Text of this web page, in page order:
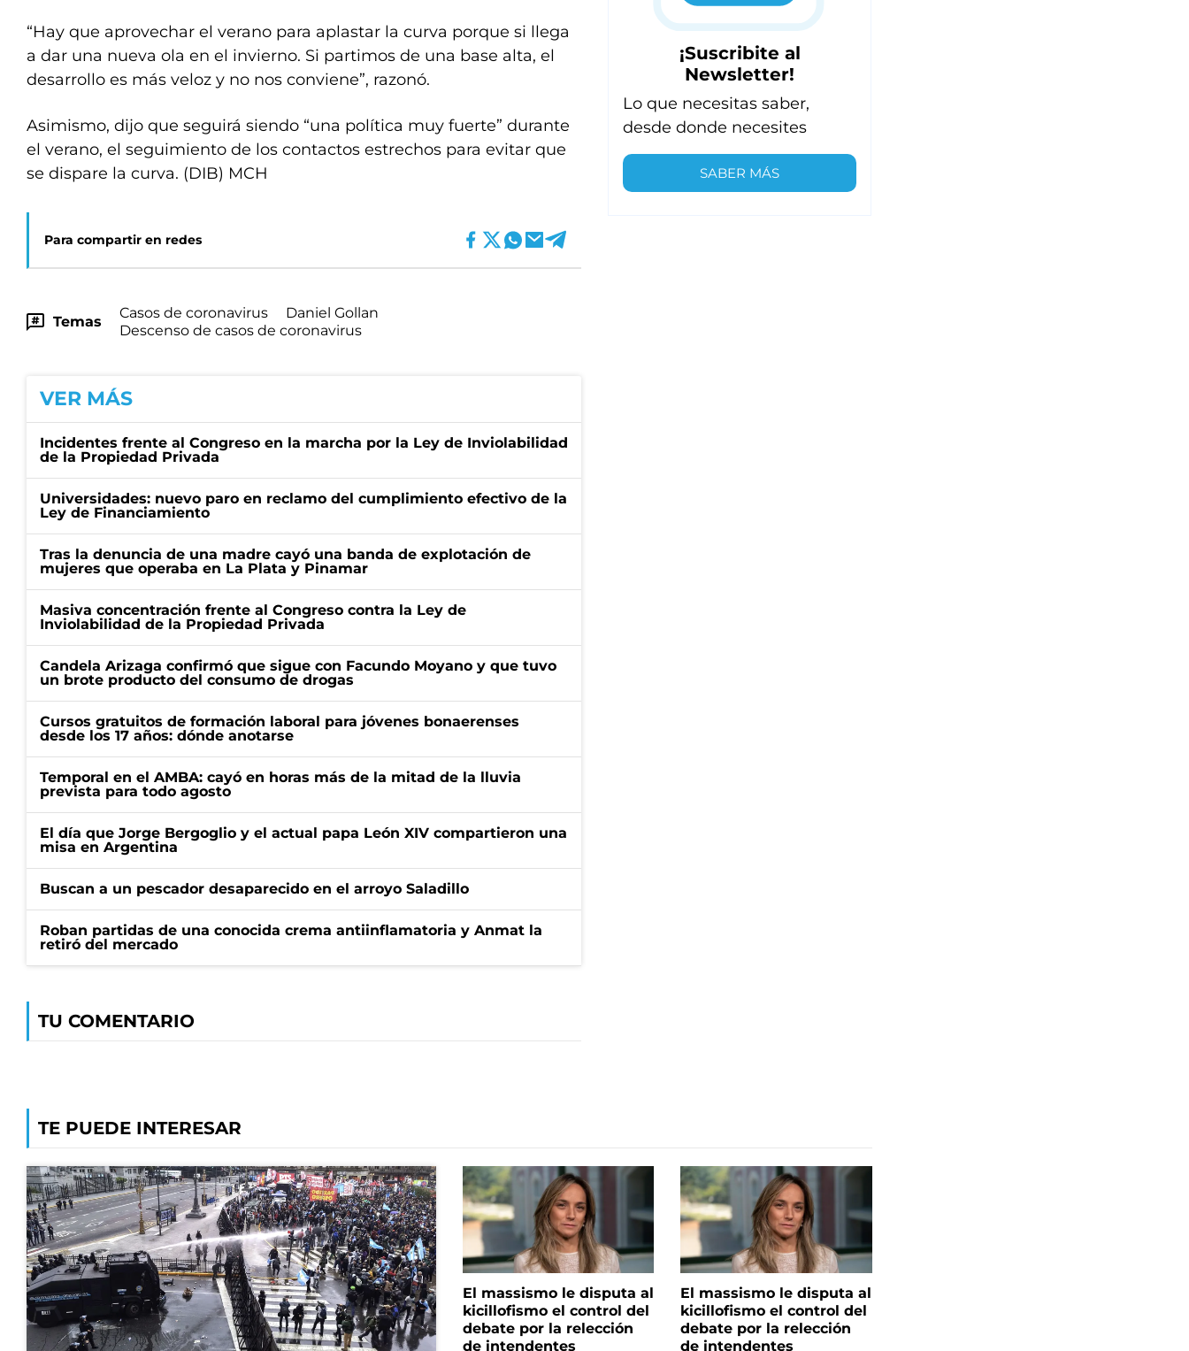
“Hay que aprovechar el verano para aplastar la curva porque si llega
a dar una nueva ola en el invierno. Si partimos de una base alta, el
desarrollo es más veloz y no nos conviene”, razonó.
Asimismo, dijo que seguirá siendo “una política muy fuerte” durante
el verano, el seguimiento de los contactos estrechos para evitar que
se dispare la curva. (DIB) MCH
Para compartir en redes
Temas
Casos de coronavirus
Daniel Gollan
Descenso de casos de coronavirus
VER MÁS
Incidentes frente al Congreso en la marcha por la Ley de Inviolabilidad
de la Propiedad Privada
Universidades: nuevo paro en reclamo del cumplimiento efectivo de la
Ley de Financiamiento
Tras la denuncia de una madre cayó una banda de explotación de
mujeres que operaba en La Plata y Pinamar
Masiva concentración frente al Congreso contra la Ley de
Inviolabilidad de la Propiedad Privada
Candela Arizaga confirmó que sigue con Facundo Moyano y que tuvo
un brote producto del consumo de drogas
Cursos gratuitos de formación laboral para jóvenes bonaerenses
desde los 17 años: dónde anotarse
Temporal en el AMBA: cayó en horas más de la mitad de la lluvia
prevista para todo agosto
El día que Jorge Bergoglio y el actual papa León XIV compartieron una
misa en Argentina
Buscan a un pescador desaparecido en el arroyo Saladillo
Roban partidas de una conocida crema antiinflamatoria y Anmat la
retiró del mercado
TU COMENTARIO
¡Suscribite al
Newsletter!
Lo que necesitas saber,
desde donde necesites
SABER MÁS
TE PUEDE INTERESAR
El massismo le disputa al
kicillofismo el control del
debate por la relección
de intendentes
El massismo le disputa al
kicillofismo el control del
debate por la relección
de intendentes